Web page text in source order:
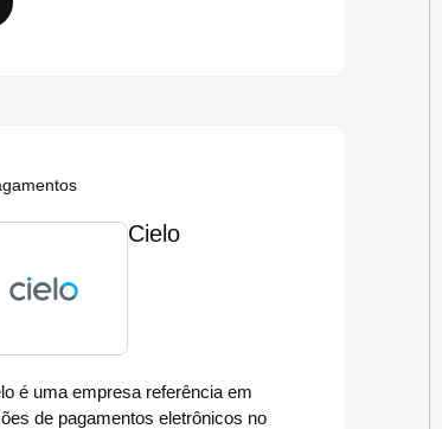
Cielo
é uma empresa referência em
de pagamentos eletrônicos no